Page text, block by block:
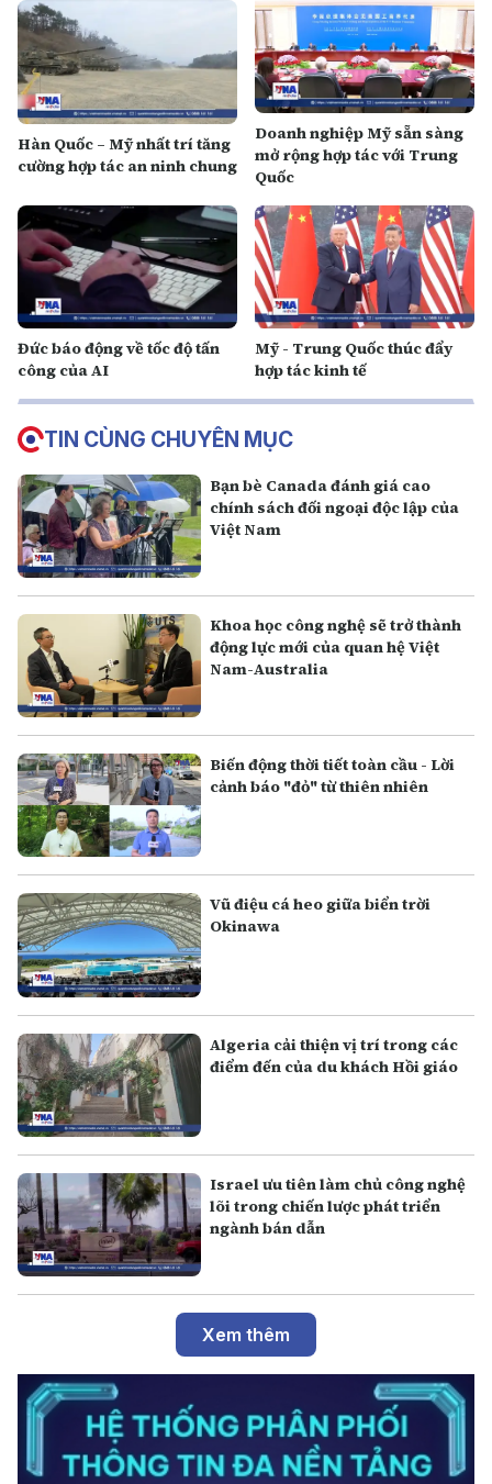
Hàn Quốc – Mỹ nhất trí tăng
cường hợp tác an ninh chung
Doanh nghiệp Mỹ sẵn sàng
mở rộng hợp tác với Trung
Quốc
Đức báo động về tốc độ tấn
công của AI
Mỹ - Trung Quốc thúc đẩy
hợp tác kinh tế
TIN CÙNG CHUYÊN MỤC
Bạn bè Canada đánh giá cao
chính sách đối ngoại độc lập của
Việt Nam
Khoa học công nghệ sẽ trở thành
động lực mới của quan hệ Việt
Nam-Australia
Biến động thời tiết toàn cầu - Lời
cảnh báo "đỏ" từ thiên nhiên
Vũ điệu cá heo giữa biển trời
Okinawa
Algeria cải thiện vị trí trong các
điểm đến của du khách Hồi giáo
Israel ưu tiên làm chủ công nghệ
lõi trong chiến lược phát triển
ngành bán dẫn
Xem thêm